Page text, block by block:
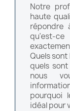
Notre
haute
répondre
qu'est-
Quels
quels
nous
pourquoi
idéal pour